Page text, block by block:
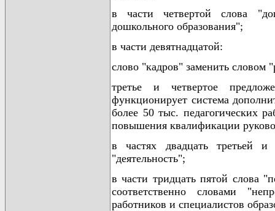
в части четвертой слова
дошкольного образования";
в части девятнадцатой:
слово "кадров" заменить словом
третье и четвертое
функционирует система
более 50 тыс. педагогических
повышения квалификации
в частях двадцать третьей и
"деятельность";
в части тридцать пятой слова
соответственно словами
работников и специалистов